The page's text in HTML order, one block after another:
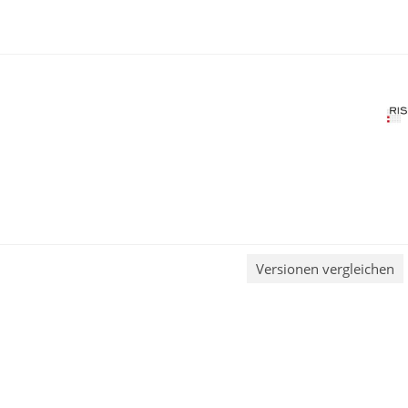
Versionen vergleichen